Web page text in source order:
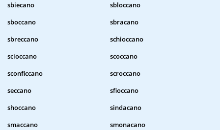
sbiecano
sbloccano
sboccano
sbracano
sbreccano
schioccano
scioccano
scoccano
sconficcano
scroccano
seccano
sfioccano
shoccano
sindacano
smaccano
smonacano